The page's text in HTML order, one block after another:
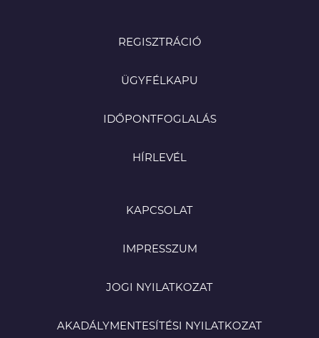
REGISZTRÁCIÓ
ÜGYFÉLKAPU
IDŐPONTFOGLALÁS
HÍRLEVÉL
KAPCSOLAT
IMPRESSZUM
JOGI NYILATKOZAT
AKADÁLYMENTESÍTÉSI NYILATKOZAT